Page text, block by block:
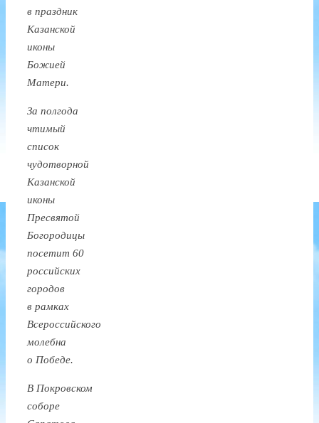
в праздник
Казанской
иконы
Божией
Матери.
За полгода
чтимый
список
чудотворной
Казанской
иконы
Пресвятой
Богородицы
посетит 60
российских
городов
в рамках
Всероссийского
молебна
о Победе.
В Покровском
соборе